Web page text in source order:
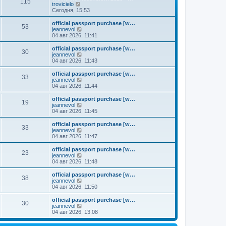
у
с
о
б
щ
е
н
и
н
е
с
о
щ
е
о
с
л
д
н
е
у
с
о
б
щ
е
н
и
115
trovicielo
е
р
е
й
т
и
п
о
с
е
д
н
е
м
у
с
о
о
б
щ
е
н
и
ю
Сегодня, 15:53
53
official passport purchase [w…
jeannevol
е
р
е
й
т
п
о
с
е
н
е
м
с
о
о
щ
е
н
ю
04 авг 2026, 11:41
30
official passport purchase [w…
jeannevol
е
р
е
й
т
п
о
с
е
н
е
м
с
о
о
щ
е
н
ю
04 авг 2026, 11:43
33
official passport purchase [w…
jeannevol
е
р
е
й
т
п
о
с
е
н
е
м
с
о
о
щ
е
н
04 авг 2026, 11:44
19
official passport purchase [w…
jeannevol
е
р
е
й
т
п
о
с
е
н
е
м
с
о
04 авг 2026, 11:45
33
official passport purchase [w…
jeannevol
е
р
е
й
т
п
о
с
е
н
е
04 авг 2026, 11:47
23
official passport purchase [w…
jeannevol
е
р
е
й
т
п
о
с
л
04 авг 2026, 11:48
38
official passport purchase [w…
jeannevol
е
р
е
й
т
к
04 авг 2026, 11:50
30
official passport purchase [w…
jeannevol
е
р
е
04 авг 2026, 13:08